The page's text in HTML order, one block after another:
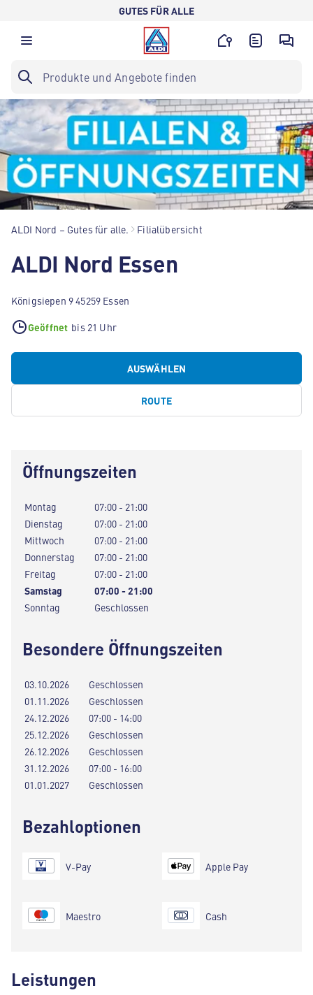
GUTES FÜR ALLE
ALDI Nord – Gutes für alle. Filialübersicht
ALDI Nord Essen
Königsiepen 9 45259 Essen
Geöffnet bis 21 Uhr
AUSWÄHLEN
ROUTE
Öffnungszeiten
Montag
07:00 - 21:00
Dienstag
07:00 - 21:00
Mittwoch
07:00 - 21:00
Donnerstag
07:00 - 21:00
Freitag
07:00 - 21:00
Samstag
07:00 - 21:00
Sonntag
Geschlossen
Besondere Öffnungszeiten
03.10.2026
Geschlossen
01.11.2026
Geschlossen
24.12.2026
07:00 - 14:00
25.12.2026
Geschlossen
26.12.2026
Geschlossen
31.12.2026
07:00 - 16:00
01.01.2027
Geschlossen
Bezahloptionen
V-Pay
Maestro
Apple Pay
Cash
Leistungen